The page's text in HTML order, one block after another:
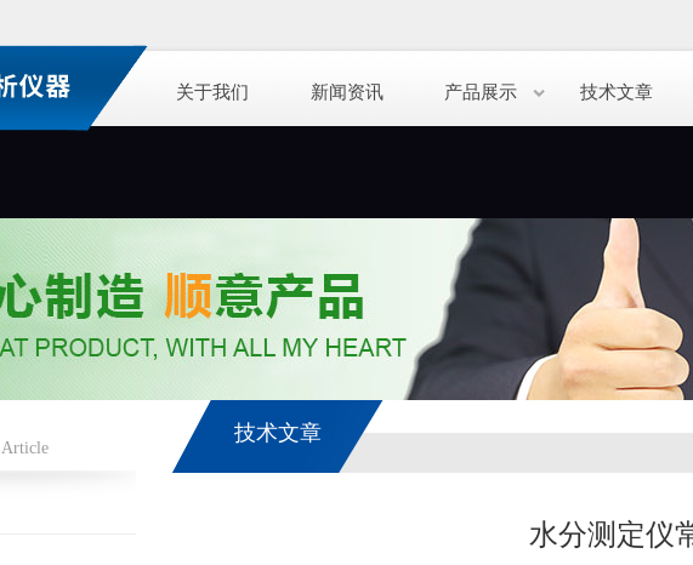
关于我们 新闻资讯 产品展示 技术文章
Article
技术文章
水分测定仪